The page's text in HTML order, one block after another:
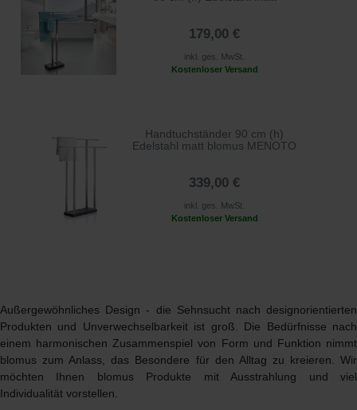
179,00 €
inkl. ges. MwSt.
Kostenloser Versand
Handtuchständer 90 cm (h)
Edelstahl matt blomus MENOTO
339,00 €
inkl. ges. MwSt.
Kostenloser Versand
Außergewöhnliches Design - die Sehnsucht nach designorientierten
Produkten und Unverwechselbarkeit ist groß. Die Bedürfnisse nach
einem harmonischen Zusammenspiel von Form und Funktion nimmt
blomus zum Anlass, das Besondere für den Alltag zu kreieren. Wir
möchten Ihnen blomus Produkte mit Ausstrahlung und viel
Individualität vorstellen.